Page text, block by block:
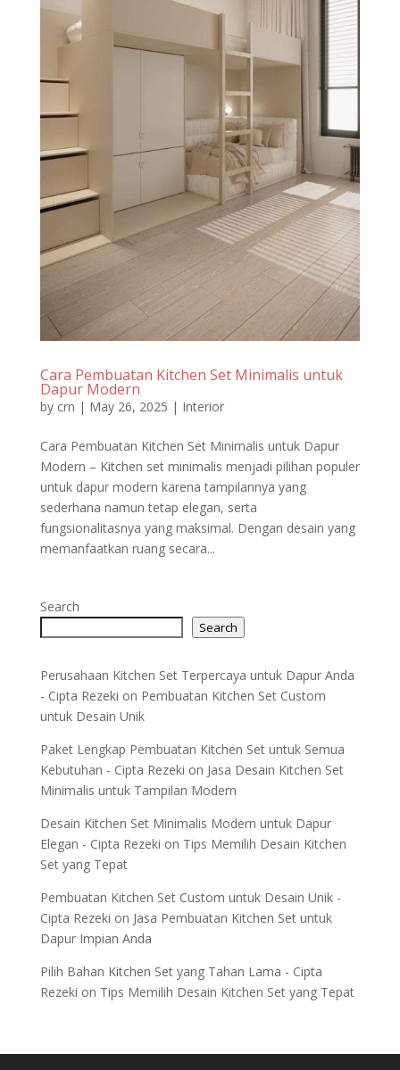
Cara Pembuatan Kitchen Set Minimalis untuk
Dapur Modern
by crn | May 26, 2025 | Interior
Cara Pembuatan Kitchen Set Minimalis untuk Dapur
Modern – Kitchen set minimalis menjadi pilihan populer
untuk dapur modern karena tampilannya yang
sederhana namun tetap elegan, serta
fungsionalitasnya yang maksimal. Dengan desain yang
memanfaatkan ruang secara...
Search
Search
Perusahaan Kitchen Set Terpercaya untuk Dapur Anda
- Cipta Rezeki on Pembuatan Kitchen Set Custom
untuk Desain Unik
Paket Lengkap Pembuatan Kitchen Set untuk Semua
Kebutuhan - Cipta Rezeki on Jasa Desain Kitchen Set
Minimalis untuk Tampilan Modern
Desain Kitchen Set Minimalis Modern untuk Dapur
Elegan - Cipta Rezeki on Tips Memilih Desain Kitchen
Set yang Tepat
Pembuatan Kitchen Set Custom untuk Desain Unik -
Cipta Rezeki on Jasa Pembuatan Kitchen Set untuk
Dapur Impian Anda
Pilih Bahan Kitchen Set yang Tahan Lama - Cipta
Rezeki on Tips Memilih Desain Kitchen Set yang Tepat